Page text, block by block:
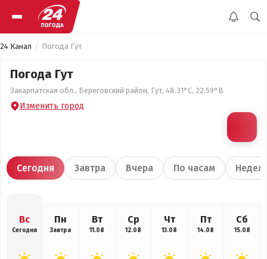
24 Канал Погода Гут
Погода Гут
Закарпатская обл., Береговский район, Гут, 48.31°С, 22.59°В
Изменить город
Сегодня Завтра Вчера По часам
Вс
Сегодня
Пн
Завтра
Вт
11.08
Ср
12.08
Чт
13.08
Пт
14.08
Сб
15.08